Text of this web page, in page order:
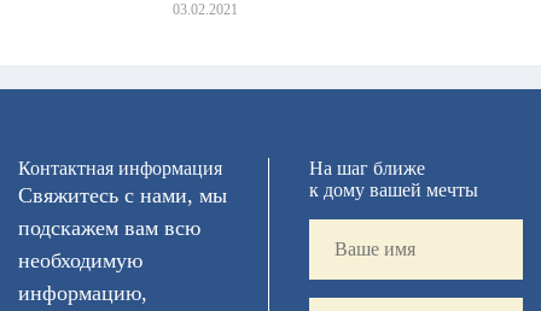
03.02.2021
Контактная информация
Свяжитесь с нами, мы
подскажем вам всю
необходимую
информацию,
На шаг ближе
к дому вашей мечты